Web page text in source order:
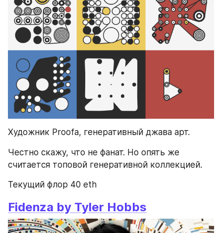
Художник Proofа, генеративный джава арт.
Честно скажу, что не фанат. Но опять же
считается топовой генеративной коллекцией.
Текущий флор 40 eth
Fidenza by Tyler Hobbs